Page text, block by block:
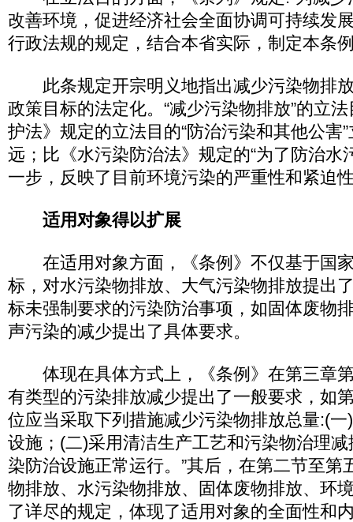
改善环境，促进经济社会全面协调可持续发
行政法规的规定，结合本省实际，制定本条
此条规定开宗明义地指出减少污染物排
政策目标的法定化。“减少污染物排放”的立
护法》规定的立法目的“防治污染和其他公害
远；比《水污染防治法》规定的“为了防治水
一步，反映了目前环境污染的严重性和紧迫
适用对象得以扩展
在适用对象方面，《条例》不仅基于国
标，对水污染物排放、大气污染物排放提出
标未强制要求的污染防治事项，如固体废物
声污染的减少提出了具体要求。
体现在具体方式上，《条例》在第三章第
有类型的污染排放减少提出了一般要求，如
位应当采取下列措施减少污染物排放总量:(
设施；(二)采用清洁生产工艺和污染物治理
染防治设施正常运行。”其后，在第二节至第
物排放、水污染物排放、固体废物排放、环
了详尽的规定，体现了适用对象的全面性和